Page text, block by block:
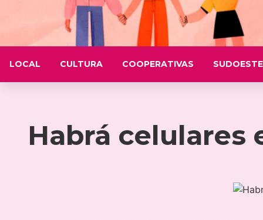
LOCAL CULTURA COOPERATIVAS
Habrá celulares